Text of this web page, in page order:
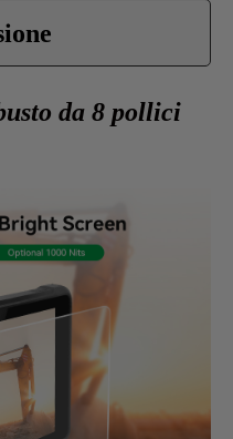
da 8 pollici